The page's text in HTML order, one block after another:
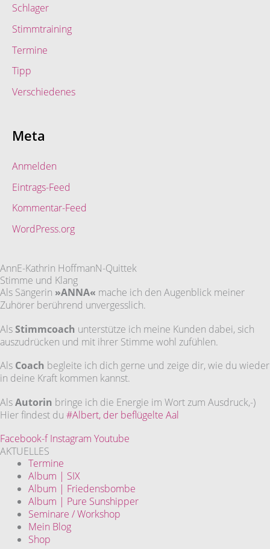
Schlager
Stimmtraining
Termine
Tipp
Verschiedenes
Meta
Anmelden
Eintrags-Feed
Kommentar-Feed
WordPress.org
AnnE-Kathrin HoffmanN-Quittek
Stimme und Klang
Als Sängerin »ANNA« mache ich den Augenblick meiner
Zuhörer berührend unvergesslich.
AlsStimmcoach unterstütze ich meine Kunden dabei, sich
auszudrücken und mit ihrer Stimme wohl zufühlen.
Als Coach begleite ich dich gerne und zeige dir, wie du wieder
in deine Kraft kommen kannst.
AlsAutorin bringe ich die Energie im Wort zum Ausdruck,-)
Hier findest du #Albert, der beflügelte Aal
Facebook-f Instagram Youtube
AKTUELLES
Termine
Album | SIX
Album | Friedensbombe
Album | Pure Sunshipper
Seminare / Workshop
Mein Blog
Shop